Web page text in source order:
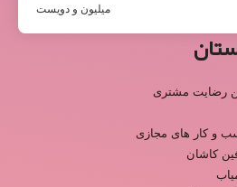
میلیون و دویست
رضایت مشتری
و کار های مجازی
کاشان